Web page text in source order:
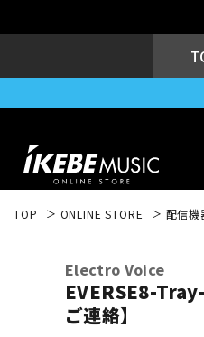
TOP ONLINE STORE 配信機
Electro Voice
EVERSE8-
ご連絡】